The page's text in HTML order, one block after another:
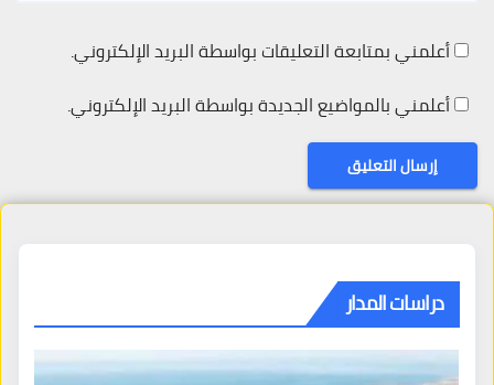
أعلمني بمتابعة التعليقات بواسطة البريد الإلكتروني.
أعلمني بالمواضيع الجديدة بواسطة البريد الإلكتروني.
دراسات المدار